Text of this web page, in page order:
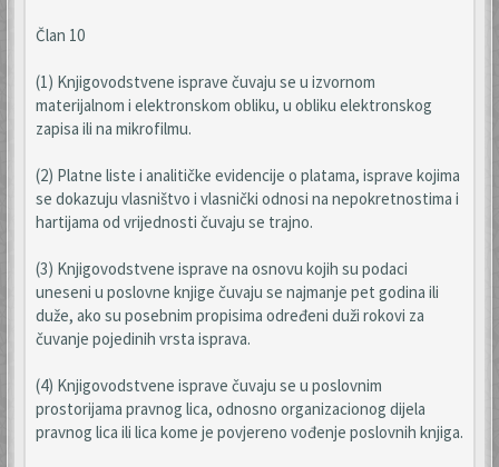
Član 10
(1) Knjigovodstvene isprave čuvaju se u izvornom
materijalnom i elektronskom obliku, u obliku elektronskog
zapisa ili na mikrofilmu.
(2) Platne liste i analitičke evidencije o platama, isprave kojima
se dokazuju vlasništvo i vlasnički odnosi na nepokretnostima i
hartijama od vrijednosti čuvaju se trajno.
(3) Knjigovodstvene isprave na osnovu kojih su podaci
uneseni u poslovne knjige čuvaju se najmanje pet godina ili
duže, ako su posebnim propisima određeni duži rokovi za
čuvanje pojedinih vrsta isprava.
(4) Knjigovodstvene isprave čuvaju se u poslovnim
prostorijama pravnog lica, odnosno organizacionog dijela
pravnog lica ili lica kome je povjereno vođenje poslovnih knjiga.